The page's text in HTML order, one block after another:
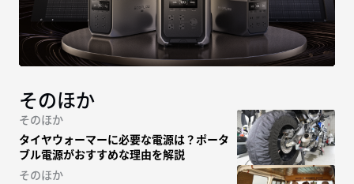
そのほか
そのほか
タイヤウォーマーに必要な電源は？ポータ
ブル電源がおすすめな理由を解説
そのほか